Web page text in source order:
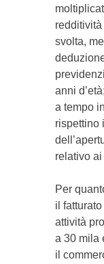
svolta,
anni
a tempo
rispettino
relativo ai
Per
il
attività
a 30 mila
il